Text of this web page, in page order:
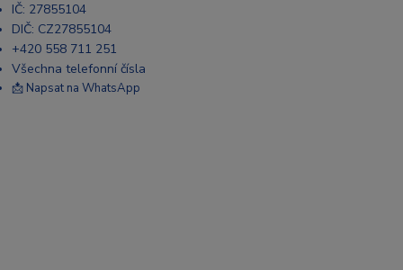
IČ: 27855104
DIČ: CZ27855104
+420 558 711 251
Všechna telefonní čísla
📩 Napsat na WhatsApp